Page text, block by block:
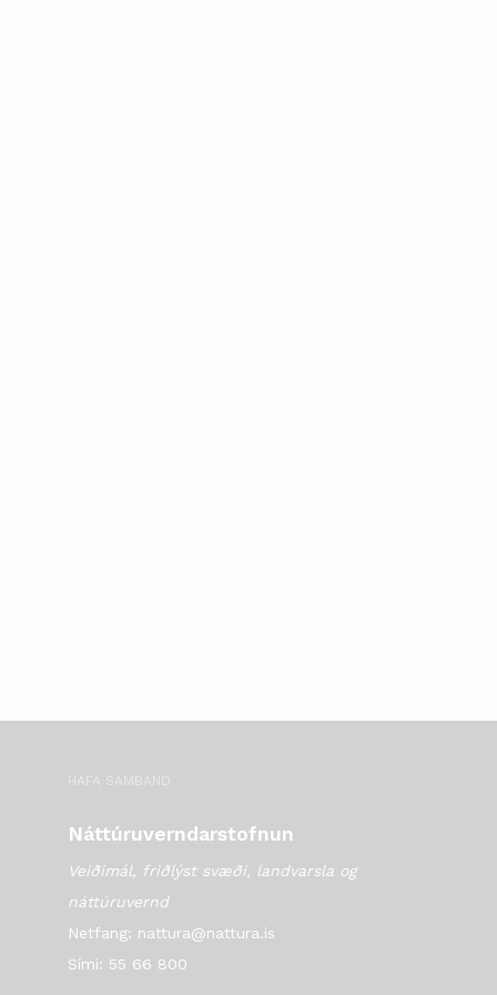
HAFA SAMBAND
Náttúruverndarstofnun
Veiðimál, friðlýst svæði, landvarsla og
náttúruvernd
Netfang: nattura@nattura.is
Sími: 55 66 800